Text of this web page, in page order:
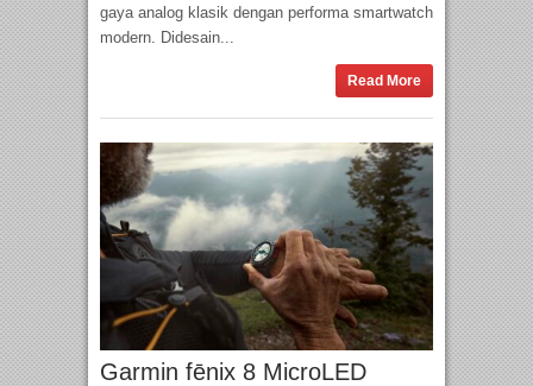
gaya analog klasik dengan performa smartwatch
modern. Didesain...
Read More
Garmin fēnix 8 MicroLED